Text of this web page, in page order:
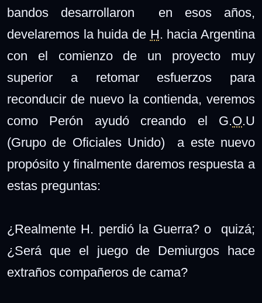
bandos desarrollaron en esos años,
develaremos la huida de H. hacia Argentina
con el comienzo de un proyecto muy
superior a retomar esfuerzos para
reconducir de nuevo la contienda, veremos
como Perón ayudó creando el G.O.U
(Grupo de Oficiales Unido) a este nuevo
propósito y finalmente daremos respuesta a
estas preguntas:
¿Realmente H. perdió la Guerra? o quizá;
¿Será que el juego de Demiurgos hace
extraños compañeros de cama?